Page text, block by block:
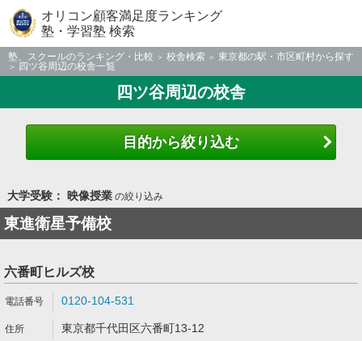
オリコン顧客満足度ランキング
塾・学習塾 検索
塾、スクールのランキング・比較 校舎検索
東京都の駅・市区町村から探す
四ツ谷周辺の校舎一覧
四ツ谷周辺の校舎
目的から絞り込む
大学受験： 映像授業の絞り込み
東進衛星予備校
六番町ヒルズ校
0120-104-531
東京都千代田区六番町13-12